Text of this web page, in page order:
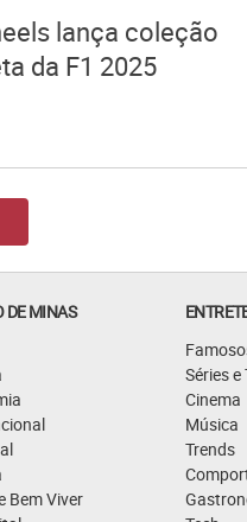
lança coleção
da F1 2025
DE MINAS
Bem Viver
Séries e
Cinema
Música
Trends